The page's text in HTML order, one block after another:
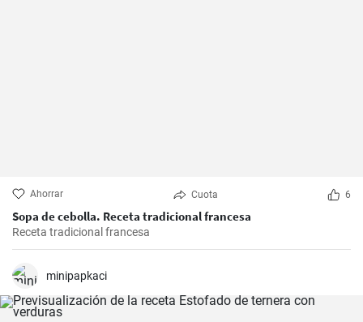
Ahorrar Cuota 6
Sopa de cebolla. Receta tradicional francesa
Receta tradicional francesa
minipapkaci